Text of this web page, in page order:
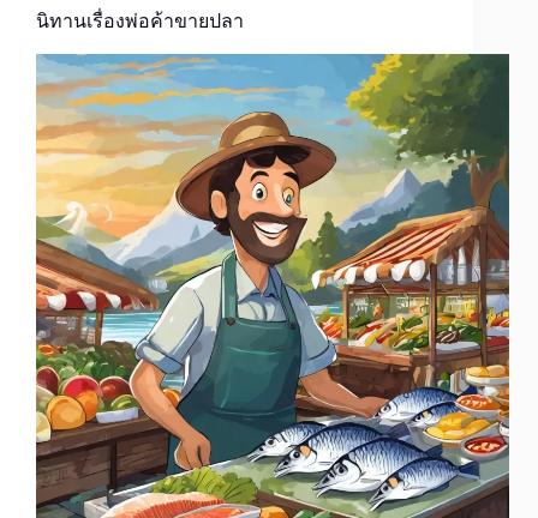
นิทานเรื่องพ่อค้าขายปลา